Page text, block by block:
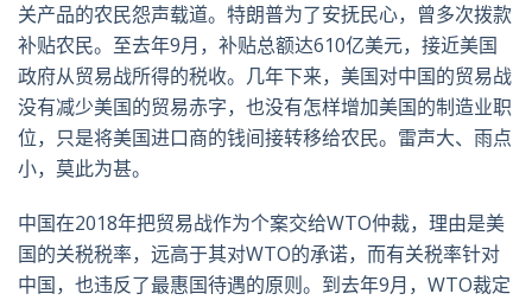
关产品的农民怨声载道。特朗普为了安抚民心，曾多次拨款
补贴农民。至去年9月，补贴总额达610亿美元，接近美国
政府从贸易战所得的税收。几年下来，美国对中国的贸易战
没有减少美国的贸易赤字，也没有怎样增加美国的制造业职
位，只是将美国进口商的钱间接转移给农民。雷声大、雨点
小，莫此为甚。
中国在2018年把贸易战作为个案交给WTO仲裁，理由是美
国的关税税率，远高于其对WTO的承诺，而有关税率针对
中国，也违反了最惠国待遇的原则。到去年9月，WTO裁定